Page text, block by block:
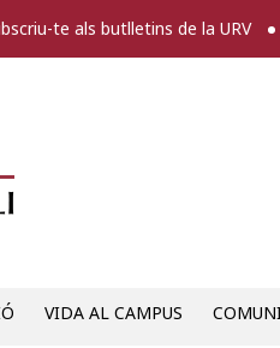
te als butlletins de la URV
VIDA AL CAMPUS